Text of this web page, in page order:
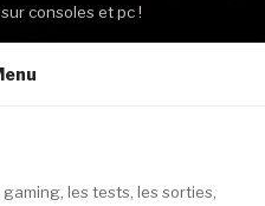
consoles et pc !
les tests, les sorties,